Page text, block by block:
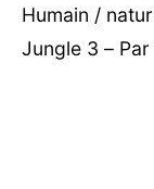
Humain /
Jungle 3 –